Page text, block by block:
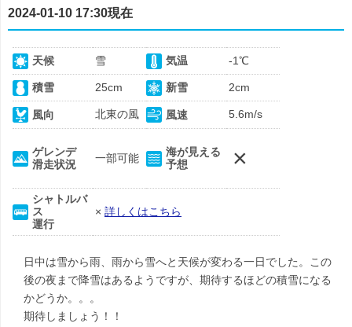
2024-01-10 17:30現在
天候 雪 気温 -1℃
積雪 25cm 新雪 2cm
風向 北東の風 風速 5.6m/s
ゲレンデ
滑走状況
一部可能
海が見える
予想
×
シャトルバ
ス
運行
× 詳しくはこちら
日中は雪から雨、雨から雪へと天候が変わる一日でした。この
後の夜まで降雪はあるようですが、期待するほどの積雪になる
かどうか。。。
期待しましょう！！